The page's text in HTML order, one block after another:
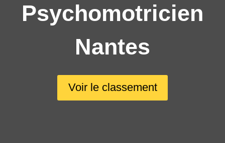
Psychomotricien
Nantes
Voir le classement